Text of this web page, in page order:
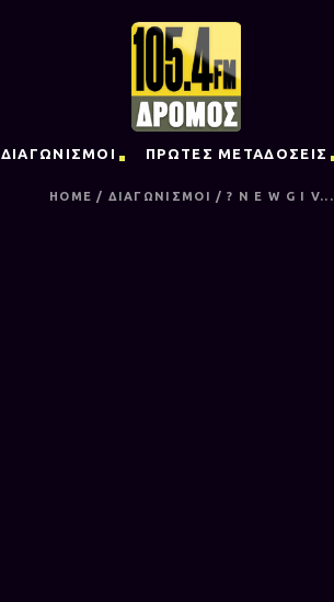
ΔΙΑΓΩΝΙΣΜΟΙ ΠΡΩΤΕΣ ΜΕΤΑΔΟΣΕΙΣ
HOME / ΔΙΑΓΩΝΙΣΜΟΙ / ? N E W G I V...